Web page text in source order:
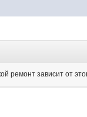
ремонт зависит от